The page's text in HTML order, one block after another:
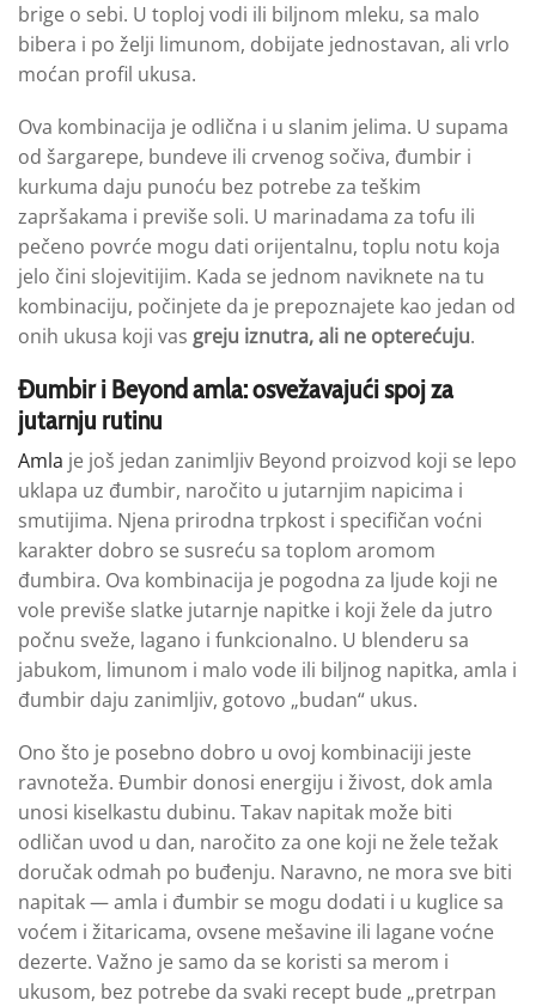
brige o sebi. U toploj vodi ili biljnom mleku, sa malo
bibera i po želji limunom, dobijate jednostavan, ali vrlo
moćan profil ukusa.
Ova kombinacija je odlična i u slanim jelima. U supama
od šargarepe, bundeve ili crvenog sočiva, đumbir i
kurkuma daju punoću bez potrebe za teškim
zapršakama i previše soli. U marinadama za tofu ili
pečeno povrće mogu dati orijentalnu, toplu notu koja
jelo čini slojevitijim. Kada se jednom naviknete na tu
kombinaciju, počinjete da je prepoznajete kao jedan od
onih ukusa koji vas greju iznutra, ali ne opterećuju.
Đumbir i Beyond amla: osvežavajući spoj za
jutarnju rutinu
Amla je još jedan zanimljiv Beyond proizvod koji se lepo
uklapa uz đumbir, naročito u jutarnjim napicima i
smutijima. Njena prirodna trpkost i specifičan voćni
karakter dobro se susreću sa toplom aromom
đumbira. Ova kombinacija je pogodna za ljude koji ne
vole previše slatke jutarnje napitke i koji žele da jutro
počnu sveže, lagano i funkcionalno. U blenderu sa
jabukom, limunom i malo vode ili biljnog napitka, amla i
đumbir daju zanimljiv, gotovo „budan“ ukus.
Ono što je posebno dobro u ovoj kombinaciji jeste
ravnoteža. Đumbir donosi energiju i živost, dok amla
unosi kiselkastu dubinu. Takav napitak može biti
odličan uvod u dan, naročito za one koji ne žele težak
doručak odmah po buđenju. Naravno, ne mora sve biti
napitak — amla i đumbir se mogu dodati i u kuglice sa
voćem i žitaricama, ovsene mešavine ili lagane voćne
dezerte. Važno je samo da se koristi sa merom i
ukusom, bez potrebe da svaki recept bude „pretrpan